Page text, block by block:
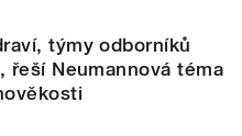
týmy odborníků
řeší Neumannová téma